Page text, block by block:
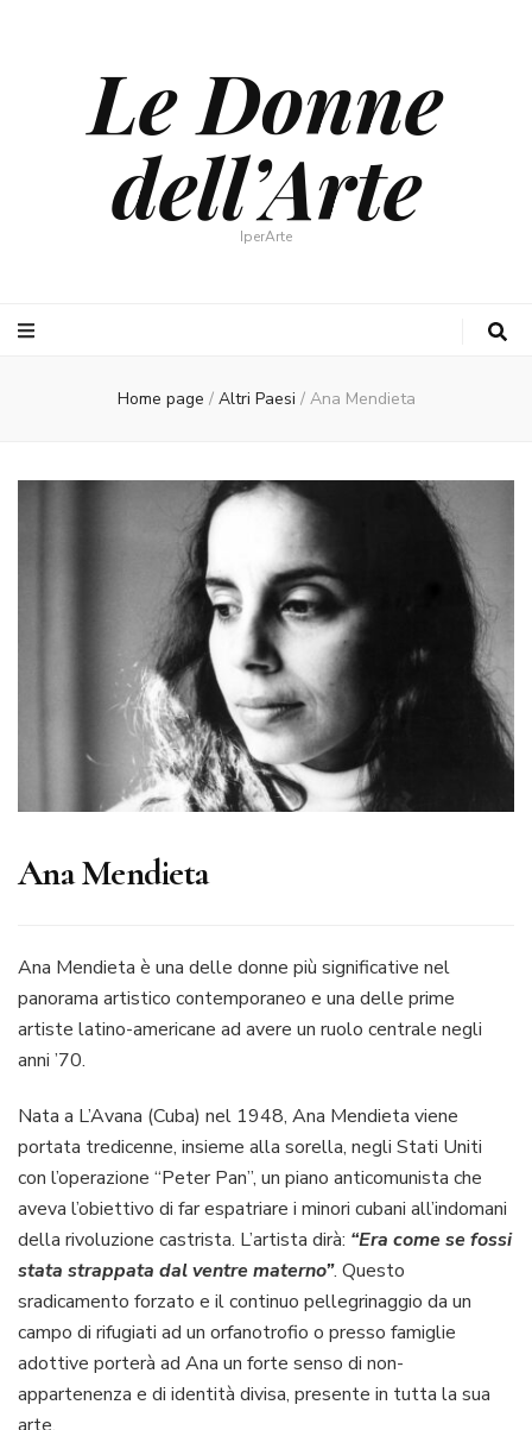
Le Donne
dell’Arte
IperArte
Home page / Altri Paesi / Ana Mendieta
Ana Mendieta
Ana Mendieta è una delle donne più significative nel
panorama artistico contemporaneo e una delle prime
artiste latino-americane ad avere un ruolo centrale negli
anni ’70.
Nata a L’Avana (Cuba) nel 1948, Ana Mendieta viene
portata tredicenne, insieme alla sorella, negli Stati Uniti
con l’operazione “Peter Pan”, un piano anticomunista che
aveva l’obiettivo di far espatriare i minori cubani all’indomani
della rivoluzione castrista. L’artista dirà: “Era come se fossi
stata strappata dal ventre materno”. Questo
sradicamento forzato e il continuo pellegrinaggio da un
campo di rifugiati ad un orfanotrofio o presso famiglie
adottive porterà ad Ana un forte senso di non-
appartenenza e di identità divisa, presente in tutta la sua